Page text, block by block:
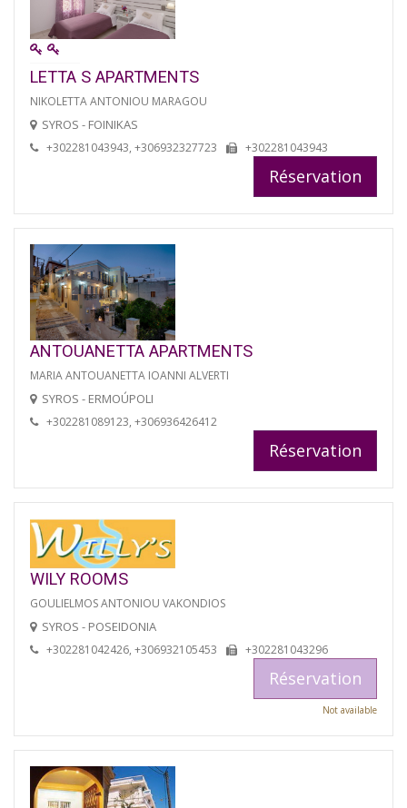
LETTA S APARTMENTS
NIKOLETTA ANTONIOU MARAGOU
SYROS - FOINIKAS
+302281043943, +306932327723 +302281043943
Réservation
ANTOUANETTA APARTMENTS
MARIA ANTOUANETTA IOANNI ALVERTI
SYROS - ERMOÚPOLI
+302281089123, +306936426412
Réservation
WILY ROOMS
GOULIELMOS ANTONIOU VAKONDIOS
SYROS - POSEIDONIA
+302281042426, +306932105453 +302281043296
Réservation
Not available